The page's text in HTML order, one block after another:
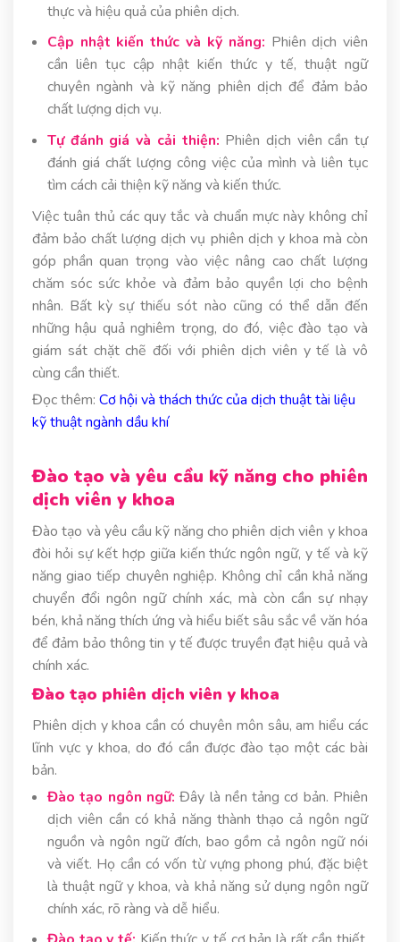
thực và hiệu quả của phiên dịch.
Cập nhật kiến thức và kỹ năng: Phiên dịch viên
cần liên tục cập nhật kiến thức y tế, thuật ngữ
chuyên ngành và kỹ năng phiên dịch để đảm bảo
chất lượng dịch vụ.
Tự đánh giá và cải thiện: Phiên dịch viên cần tự
đánh giá chất lượng công việc của mình và liên tục
tìm cách cải thiện kỹ năng và kiến thức.
Việc tuân thủ các quy tắc và chuẩn mực này không chỉ
đảm bảo chất lượng dịch vụ phiên dịch y khoa mà còn
góp phần quan trọng vào việc nâng cao chất lượng
chăm sóc sức khỏe và đảm bảo quyền lợi cho bệnh
nhân. Bất kỳ sự thiếu sót nào cũng có thể dẫn đến
những hậu quả nghiêm trọng, do đó, việc đào tạo và
giám sát chặt chẽ đối với phiên dịch viên y tế là vô
cùng cần thiết.
Đọc thêm: Cơ hội và thách thức của dịch thuật tài liệu
kỹ thuật ngành dầu khí
Đào tạo và yêu cầu kỹ năng cho phiên
dịch viên y khoa
Đào tạo và yêu cầu kỹ năng cho phiên dịch viên y khoa
đòi hỏi sự kết hợp giữa kiến thức ngôn ngữ, y tế và kỹ
năng giao tiếp chuyên nghiệp. Không chỉ cần khả năng
chuyển đổi ngôn ngữ chính xác, mà còn cần sự nhạy
bén, khả năng thích ứng và hiểu biết sâu sắc về văn hóa
để đảm bảo thông tin y tế được truyền đạt hiệu quả và
chính xác.
Đào tạo phiên dịch viên y khoa
Phiên dịch y khoa cần có chuyên môn sâu, am hiểu các
lĩnh vực y khoa, do đó cần được đào tạo một các bài
bản.
Đào tạo ngôn ngữ: Đây là nền tảng cơ bản. Phiên
dịch viên cần có khả năng thành thạo cả ngôn ngữ
nguồn và ngôn ngữ đích, bao gồm cả ngôn ngữ nói
và viết. Họ cần có vốn từ vựng phong phú, đặc biệt
là thuật ngữ y khoa, và khả năng sử dụng ngôn ngữ
chính xác, rõ ràng và dễ hiểu.